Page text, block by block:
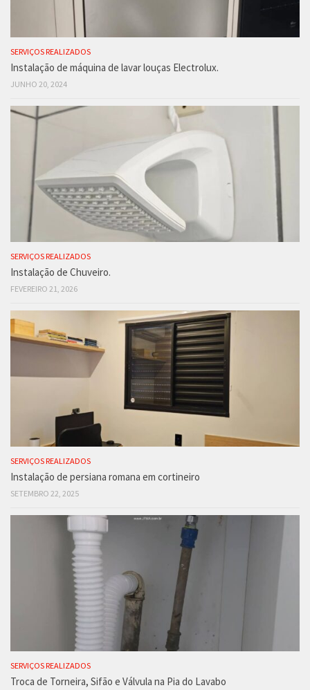
SERVIÇOS REALIZADOS
Instalação de máquina de lavar louças Electrolux.
JUNHO 20, 2024
SERVIÇOS REALIZADOS
Instalação de Chuveiro.
FEVEREIRO 21, 2026
SERVIÇOS REALIZADOS
Instalação de persiana romana em cortineiro
SETEMBRO 22, 2025
SERVIÇOS REALIZADOS
Troca de Torneira, Sifão e Válvula na Pia do Lavabo